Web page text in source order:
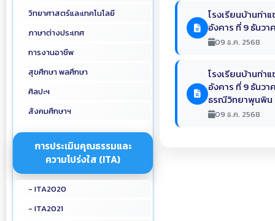
วิทยาศาสตร์และเทคโนโลยี
ภาษาต่างประเทศ
การงานอาชีพ
สุขศึกษา พลศึกษา
ศิลปะฯ
สังคมศึกษาฯ
การประเมินคุณธรรมและ
ความโปร่งใส (ITA)
- ITA2020
- ITA2021
โรงเรียนบ้านท่า
อังคาร ที่ 9 ธันว
09 ธ.ค. 2568
โรงเรียนบ้านท่า
อังคาร ที่ 9 ธันว
ธรณีวิทยาพุนพิน
09 ธ.ค. 2568